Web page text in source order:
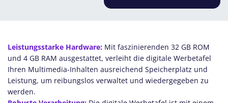
Leistungsstarke Hardware: Mit faszinierenden 32 GB ROM
und 4 GB RAM ausgestattet, verleiht die digitale Werbetafel
Ihren Multimedia-Inhalten ausreichend Speicherplatz und
Leistung, um reibungslos verwaltet und wiedergegeben zu
werden.